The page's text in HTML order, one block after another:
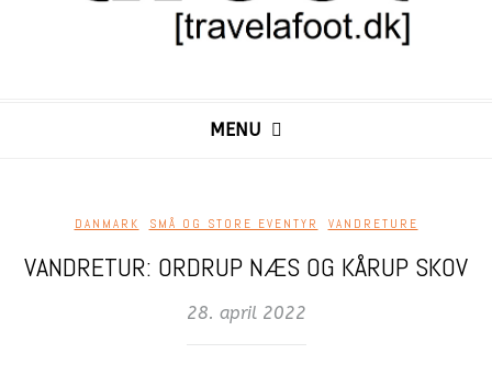
MENU
DANMARK SMÅ OG STORE EVENTYR VANDRETURE
VANDRETUR: ORDRUP NÆS OG KÅRUP SKOV
28. april 2022